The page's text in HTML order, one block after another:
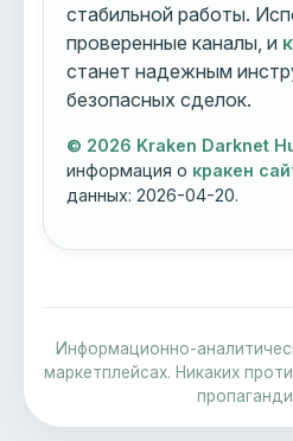
стабильной работы.
проверенные каналы, и
станет надежным
безопасных сделок.
© 2026 Kraken Darknet
информация о кракен
данных:2026-04-20.
Информационно-
маркетплейсах. Никаких